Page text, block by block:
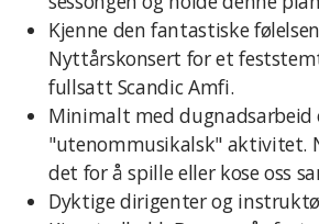
Kjenne den fantastiske
Nyttårskonsert for et
fullsatt Scandic Amfi.
Minimalt med dugnadsarbeid
"utenommusikalsk" aktivitet.
det for å spille eller kose oss
Dyktige dirigenter og